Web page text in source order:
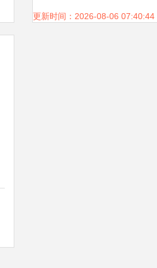
更新时间：2026-08-06 07:40:44